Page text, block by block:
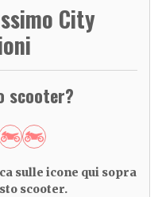
City
scooter?
sulle icone qui sopra
scooter.